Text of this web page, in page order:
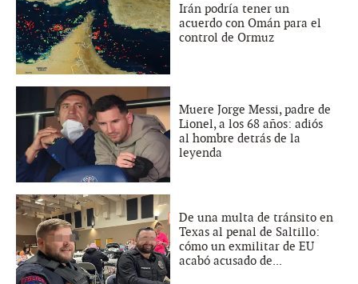
Irán podría tener un
acuerdo con Omán para el
control de Ormuz
Muere Jorge Messi, padre de
Lionel, a los 68 años: adiós
al hombre detrás de la
leyenda
De una multa de tránsito en
Texas al penal de Saltillo:
cómo un exmilitar de EU
acabó acusado de...